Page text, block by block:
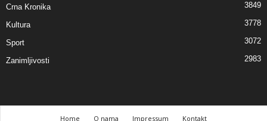
Crna Kronika 3849
Kultura 3778
Sport 3072
Zanimljivosti 2983
Home O nama Impressum Kontakt